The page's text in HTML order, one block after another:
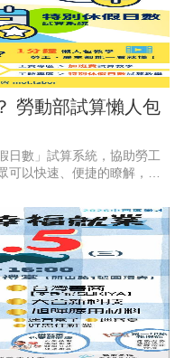
勞動部試算懶人包
日數」試算系統，協助勞工
以快速、便捷的瞭解，勞